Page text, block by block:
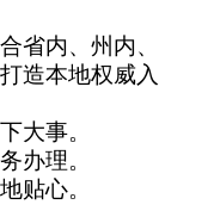
省内、州内、
造本地权威入
大事。
办理。
贴心。